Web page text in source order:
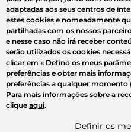
adaptadas aos seus centros de
estes cookies e nomeadamente
partilhadas com os nossos
e nesse caso não irá receber
serão utilizados os cookies
clicar em « Defino os meus
preferências e obter mais
preferências a qualquer momento
Para mais informações sobre a
clique aqui.
Definir os